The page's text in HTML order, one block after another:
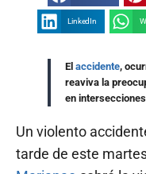
LinkedIn
El accidente,
reaviva la
en
Un violento
tarde de este